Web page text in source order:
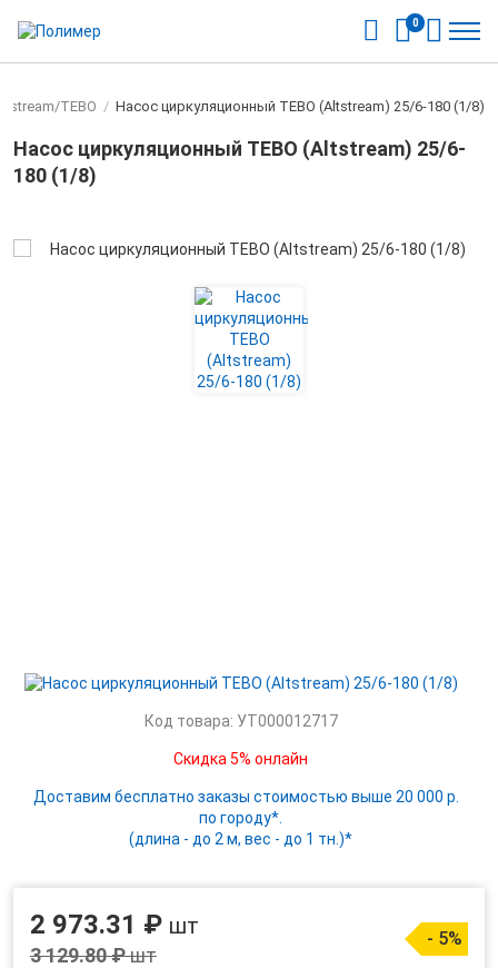
0
TEBO / Насос циркуляционный TEBO (Altstream) 25/6-180 (1/8)
Насос циркуляционный TEBO (Altstream) 25/6-
180 (1/8)
Код товара: УТ000012717
Скидка 5% онлайн
Доставим бесплатно заказы стоимостью выше 20 000 р.
по городу*.
(длина - до 2 м, вес - до 1 тн.)*
2 973.31 ₽ шт
3 129.80 ₽шт
- 5%